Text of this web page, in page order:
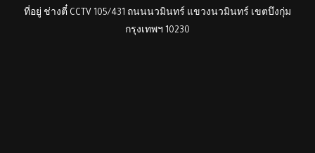
ที่อยู่ ช่างตี๋ CCTV 105/431 ถนนนวมินทร์ แขวงนวมินทร์ เขตบึงกุ่ม
กรุงเทพฯ 10230